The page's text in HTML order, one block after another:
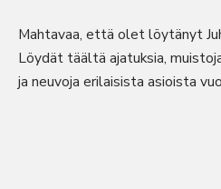
Mahtavaa, että olet löytänyt
Löydät täältä ajatuksia,
ja neuvoja erilaisista asioista